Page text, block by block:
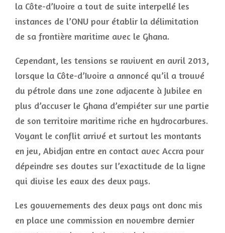
la Côte-d’Ivoire a tout de suite interpellé les
instances de l’ONU pour établir la délimitation
de sa frontière maritime avec le Ghana.
Cependant, les tensions se ravivent en avril 2013,
lorsque la Côte-d’Ivoire a annoncé qu’il a trouvé
du pétrole dans une zone adjacente à Jubilee en
plus d’accuser le Ghana d’empiéter sur une partie
de son territoire maritime riche en hydrocarbures.
Voyant le conflit arrivé et surtout les montants
en jeu, Abidjan entre en contact avec Accra pour
dépeindre ses doutes sur l’exactitude de la ligne
qui divise les eaux des deux pays.
Les gouvernements des deux pays ont donc mis
en place une commission en novembre dernier